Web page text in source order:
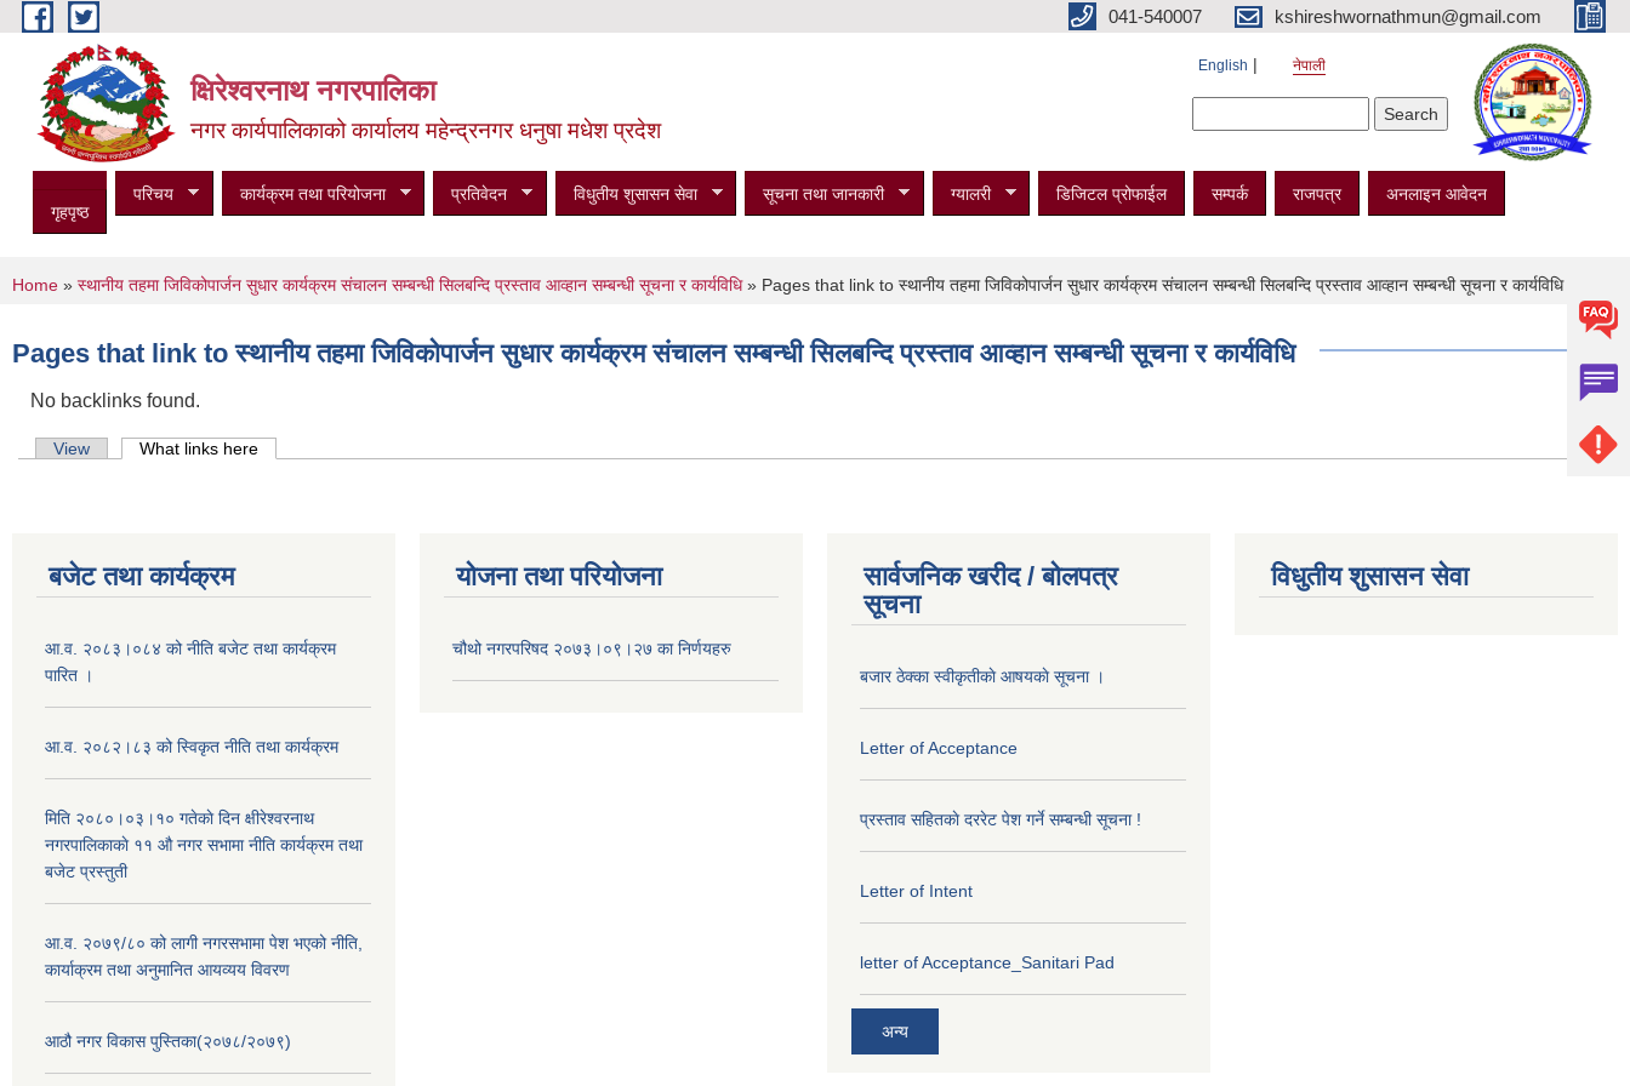
Skip to main content 041-540007 kshireshwornathmun@gmail.com
क्षिरेश्वरनाथ नगरपालिका
नगर कार्यपालिकाको कार्यालय महेन्द्रनगर धनुषा मधेश प्रदेश
English नेपाली
गृहपृष्ठ
परिचय कार्यक्रम तथा परियोजना प्रतिवेदन विधुतीय शुसासन सेवा सूचना तथा जानकारी ग्यालरी डिजिटल प्रोफाईल सम्पर्क राजपत्र अनलाइन आवेदन
You are here
Home » स्थानीय तहमा जिविकोपार्जन सुधार कार्यक्रम संचालन सम्बन्धी सिलबन्दि प्रस्ताव आव्हान सम्बन्धी सूचना र कार्यविधि» Pages that link to स्थानीय तहमा जिविकोपार्जन सुधार कार्यक्रम संचालन सम्बन्धी सिलबन्दि प्रस्ताव आव्हान सम्बन्धी सूचना र कार्यविधि
Pages that link to स्थानीय तहमा जिविकोपार्जन सुधार कार्यक्रम संचालन सम्बन्धी सिलबन्दि प्रस्ताव आव्हान सम्बन्धी सूचना र कार्यविधि
No backlinks found.
Primary tabs
View What links here
बजेट तथा कार्यक्रम
आ.व. २०८३।०८४ को नीति बजेट तथा कार्यक्रम
पारित ।
आ.व. २०८२।८३ को स्विकृत नीति तथा कार्यक्रम
मिति २०८०।०३।१० गतेकाे दिन क्षीरेश्वरनाथ
नगरपालिकाकाे ११ ‍औ नगर सभामा नीति कार्यक्रम तथा
बजेट प्रस्तुती
आ.व. २०७९/८० को लागी नगरसभामा पेश भएको नीति,
कार्याक्रम तथा अनुमानित आयव्यय विवरण
आठौ नगर विकास पुस्तिका(२०७८/२०७९)
योजना तथा परियोजना
चौथो नगरपरिषद २०७३।०९।२७ का निर्णयहरु
सार्वजनिक खरीद / बोलपत्र
सूचना
बजार ठेक्का स्वीकृतीकाे आषयकाे सूचना ।
Letter of Acceptance
प्रस्ताव सहितकाे दररेट पेश गर्ने सम्बन्धी सूचना !
Letter of Intent
letter of Acceptance_Sanitari Pad
अन्य
विधुतीय शुसासन सेवा